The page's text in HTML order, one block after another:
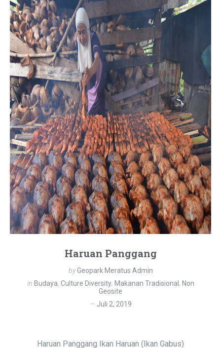
Haruan Panggang
byGeopark Meratus Admin
in Budaya, Culture Diversity, Makanan Tradisional , Non
Geosite
Juli 2, 2019
Haruan Panggang Ikan Haruan (Ikan Gabus)